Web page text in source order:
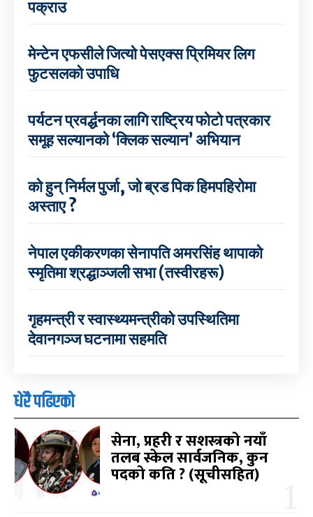
पक्राउ
मेन्टेन एफसीले जित्यो पेसएक्स प्रिमियर लिग
फुटसलको उपाधि
पर्यटन प्रवर्द्धनका लागि राष्ट्रिय फोटो पत्रकार
समूह सल्यानको ‘क्लिक सल्यान’ अभियान
को हुन् निर्मल पुर्जा, जो ब्रड पिक हिमपहिरोमा
अस्ताए ?
नेपाल एकीकरणका सेनापति अमरसिंह थापाको
स्मृतिमा श्रद्धाञ्जली सभा (तस्वीरहरू)
गृहमन्त्री र स्वास्थ्यमन्त्रीको उपस्थितिमा
देवानगञ्ज घटनामा सहमति
धेरै पढिएको
सेना, प्रहरी र सशस्त्रको नयाँ
तलब स्केल सार्वजनिक, कुन
पदको कति ? (सूचीसहित)